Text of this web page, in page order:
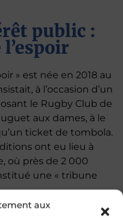
aux
public :
» est née en 2018 au
à l’occasion d’un
le Rugby Club de
aux dames, à le
ticket de tombola.
ont eu lieu à
où près de 2 000
une « tribune
verser des dons